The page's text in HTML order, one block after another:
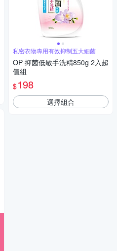
私密衣物專用有效抑制五大細菌
OP 抑菌低敏手洗精850g 2入超
值組
$198
選擇組合